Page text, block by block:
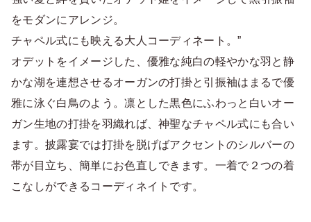
をモダンにアレンジ。
チャペル式にも映える大人コーディネート。”
オデットをイメージした、優雅な純白の軽やかな羽と静
かな湖を連想させるオーガンの打掛と引振袖はまるで優
雅に泳ぐ白鳥のよう。凛とした黒色にふわっと白いオー
ガン生地の打掛を羽織れば、神聖なチャペル式にも合い
ます。披露宴では打掛を脱げばアクセントのシルバーの
帯が目立ち、簡単にお色直しできます。一着で２つの着
こなしができるコーディネイトです。